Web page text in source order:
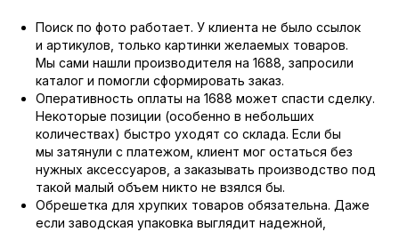
Поиск по фото работает. У клиента не было ссылок
и артикулов, только картинки желаемых товаров.
Мы сами нашли производителя на 1688, запросили
каталог и помогли сформировать заказ.
Оперативность оплаты на 1688 может спасти сделку.
Некоторые позиции (особенно в небольших
количествах) быстро уходят со склада. Если бы
мы затянули с платежом, клиент мог остаться без
нужных аксессуаров, а заказывать производство под
такой малый объем никто не взялся бы.
Обрешетка для хрупких товаров обязательна. Даже
если заводская упаковка выглядит надежной,